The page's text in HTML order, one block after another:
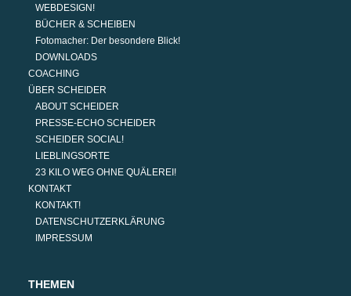
WEBDESIGN!
BÜCHER & SCHEIBEN
Fotomacher: Der besondere Blick!
DOWNLOADS
COACHING
ÜBER SCHEIDER
ABOUT SCHEIDER
PRESSE-ECHO SCHEIDER
SCHEIDER SOCIAL!
LIEBLINGSORTE
23 KILO WEG OHNE QUÄLEREI!
KONTAKT
KONTAKT!
DATENSCHUTZERKLÄRUNG
IMPRESSUM
THEMEN